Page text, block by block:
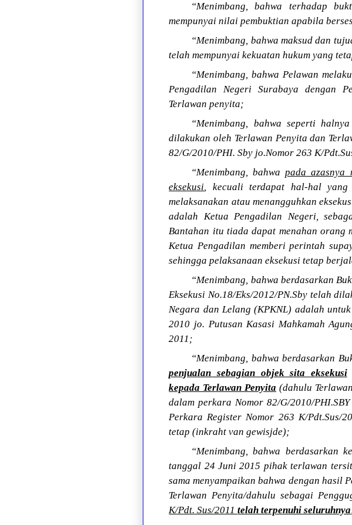
“Menimbang, bahwa terhadap
mempunyai nilai pembuktian apabila
“Menimbang, bahwa maksud dan
telah mempunyai kekuatan hukum yang
“Menimbang, bahwa Pelawan
Pengadilan Negeri Surabaya dengan
Terlawan penyita;
“Menimbang, bahwa seperti
dilakukan oleh Terlawan Penyita dan
82/G/2010/PHI. Sby jo.Nomor 263 K/
“Menimbang, bahwapada azasnya
eksekusi, kecuali terdapat hal-hal yang
melaksanakan atau menangguhkan
adalah Ketua Pengadilan Negeri,
Bantahan itu tiada dapat menahan orang
Ketua Pengadilan memberi perintah
sehingga pelaksanaan eksekusi tetap
“Menimbang, bahwa berdasarkan
Eksekusi No.18/Eks/2012/PN.Sby telah
Negara dan Lelang (KPKNL) adalah
2010 jo. Putusan Kasasi Mahkamah
2011;
“Menimbang, bahwa berdasarkan
penjualan sebagian objek sita eksekusi
kepada Terlawan Penyita (dahulu
dalam perkara Nomor 82/G/2010/
Perkara Register Nomor 263 K/Pdt.Sus/
tetap (inkraht van gewisjde);
“Menimbang, bahwa berdasarkan
tanggal 24 Juni 2015 pihak terlawan
sama menyampaikan bahwa dengan hasil
Terlawan Penyita/dahulu sebagai
K/Pdt. Sus/2011telah terpenuhi seluruhnya